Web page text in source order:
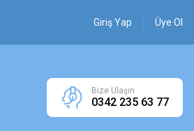
Giriş Yap Üye Ol
Bize Ulaşın
0342 235 63 77